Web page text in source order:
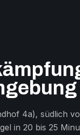
4a), südlich
in 20 bis 25